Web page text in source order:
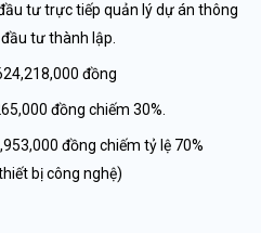
tư trực tiếp quản lý dự án thông
tư thành lập.
đồng
đồng chiếm 30%.
đồng chiếm tỷ lệ 70%
bị công nghệ)